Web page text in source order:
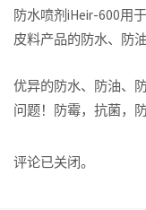
防水喷剂iHeir-600用
皮料产品的防水、防
优异的防水、防油、
问题！防霉，抗菌，
评论已关闭。